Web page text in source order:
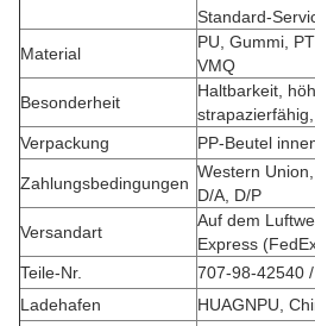
Standard-
Material
PU, Gummi,
VMQ
Besonderheit
Haltbarkeit,
Verpackung
PP-Beutel
Zahlungsbedingungen
Western
D/A, D/P
Versandart
Auf dem
Express
Teile-Nr.
707-98-42540
Ladehafen
HUAGNPU,